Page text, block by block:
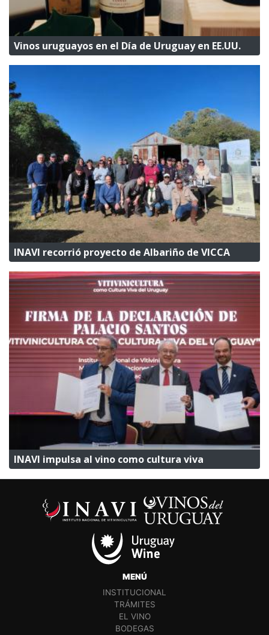
Vinos uruguayos en el Día de Uruguay en EE.UU.
INAVI recorrió proyecto de Albariño de VICCA
INAVI impulsa al vino como cultura viva
MENÚ
INSTITUCIONAL
TRÁMITES
EL VINO
BODEGAS